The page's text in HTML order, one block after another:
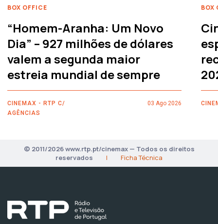
BOX OFFICE
“Homem-Aranha: Um Novo
Dia” – 927 milhões de dólares
valem a segunda maior
estreia mundial de sempre
CINEMAX - RTP C/
AGÊNCIAS
03 Ago 2026
BOX
© 2011/2026 www.rtp.pt/cinemax — Todos os direitos
reservados
| Ficha Técnica